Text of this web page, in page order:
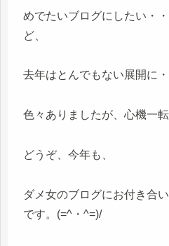
めでたいブログにしたい・
ど、
去年はとんでもない展開に・
色々ありましたが、心機一転
どうぞ、今年も、
ダメ女のブログにお付き合
です。(=^・^=)/